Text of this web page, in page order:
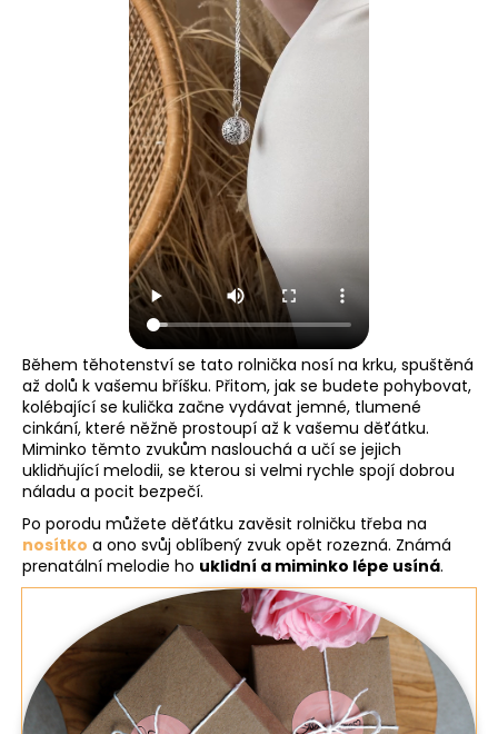
Během těhotenství se tato rolnička nosí na krku, spuštěná
až dolů k vašemu bříšku. Přitom, jak se budete pohybovat,
kolébající se kulička začne vydávat jemné, tlumené
cinkání, které něžně prostoupí až k vašemu děťátku.
Miminko těmto zvukům naslouchá a učí se jejich
uklidňující melodii, se kterou si velmi rychle spojí dobrou
náladu a pocit bezpečí.
Po porodu můžete děťátku zavěsit rolničku třeba na
nosítko a ono svůj oblíbený zvuk opět rozezná. Známá
prenatální melodie ho uklidní a miminko lépe usíná.